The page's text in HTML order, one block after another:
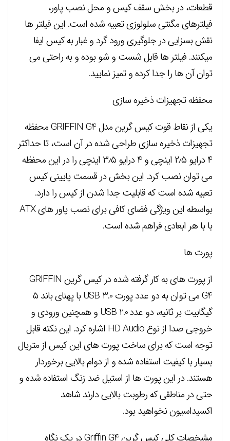
قطعات، در بخش سقف کیس و محل نصب پاور،
فیلترهای مگنتی سلولوزی تعبیه شده است. این فیلتر ها
نقش بسزایی در جلوگیری ورود گرد و غبار به کیس ایفا
میکنند. فیلتر ها قابل شست و شو بوده و به راحتی می
توان آن ها را جدا کرده و تمیز نمایید.
محفظه تجهیزات ذخیره سازی
یکی از نقاط قوت کیس گرین مدل GRIFFIN G4 محفظه
تجهیزات ذخیره سازی طراحی شده در آن است، تا حداکثر
۴ درایو ۲٫۵ اینچی و ۴ درایو ۳٫۵ اینچی را در این محفظه
می توان نصب کرد. این بخش در قسمت پایینی کیس
تعبیه شده است که قابلیت جدا شدن از کیس را دارد.
بواسطه این ویژگی فضای کافی برای نصب پاور های ATX
با با هر ابعادی فراهم شده است.
پورت ها
از پورت های به کار گرفته شده در کیس گرین GRIFFIN
G4 می توان به دو عدد پورت USB 3.0 با پهنای باند ۵
گیگابیت بر ثانیه، دو عدد
USB 2.0 و همچنین ورودی و
خروجی صدا از نوع HD Audio اشاره کرد. این نکته قابل
توجه است که برای ساخت پورت های این کیس از متریال
بسیار با کیفیت استفاده شده و از دوام بالایی برخوردار
هستند. در این پورت ها از استیل ضد زنگ استفاده شده و
حتی در مناطقی که رطوبت بالایی دارند شاهد
اکسیداسیون نخواهید بود.